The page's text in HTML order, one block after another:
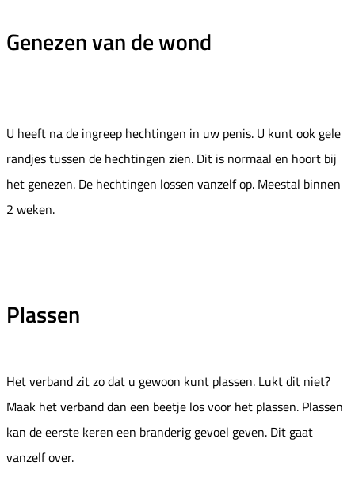
Genezen van de wond
U heeft na de ingreep hechtingen in uw penis. U kunt ook gele
randjes tussen de hechtingen zien. Dit is normaal en hoort bij
het genezen. De hechtingen lossen vanzelf op. Meestal binnen
2 weken.
Plassen
Het verband zit zo dat u gewoon kunt plassen. Lukt dit niet?
Maak het verband dan een beetje los voor het plassen. Plassen
kan de eerste keren een branderig gevoel geven. Dit gaat
vanzelf over.